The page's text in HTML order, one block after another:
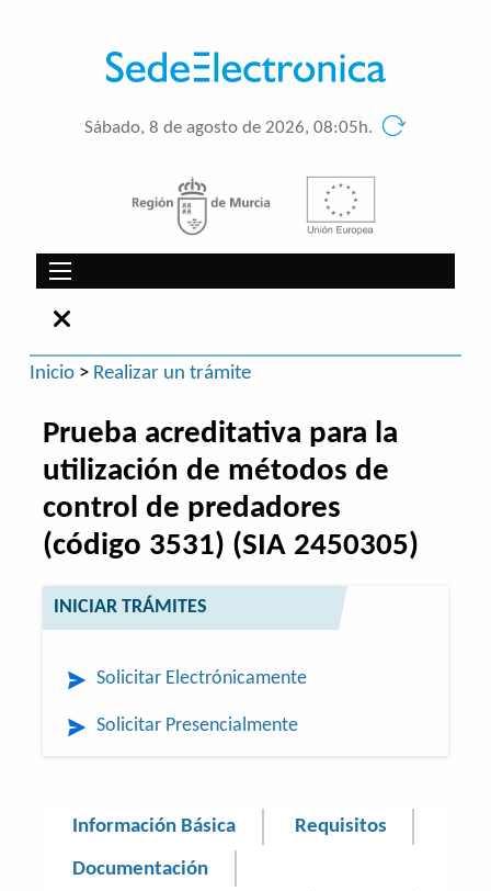
Sábado, 8 de agosto de 2026, 08:05h.
Inicio> Realizar un trámite
Prueba acreditativa para la
utilización de métodos de
control de predadores
(código 3531) (SIA 2450305)
INICIAR TRÁMITES
Solicitar Electrónicamente
Solicitar Presencialmente
Información Básica Requisitos
Documentación